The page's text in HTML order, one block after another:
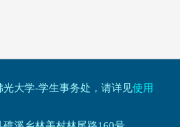
大学-学生事务处，请详见使用